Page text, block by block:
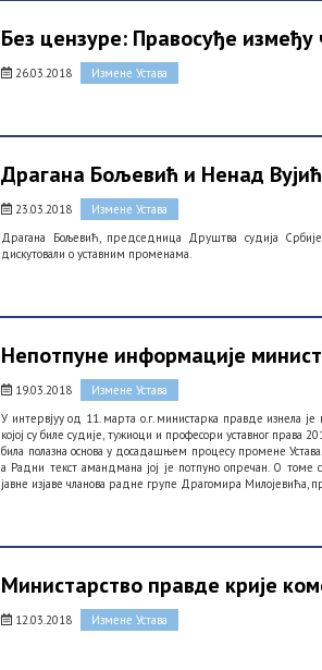
Без цензуре: Правосуђе
26.03.2018 Измене Устава
Драгана Бољевић и Ненад
23.03.2018
Измене Устава
​Драгана Бољевић, председница Друштва судија
дискутовали о уставним променама.
Непотпуне информације
19.03.2018
Измене Устава
У интервјуу од 11. марта о.г. министарка правде изнела
којој су биле судије, тужиоци и професори уставног права
била полазна основа у досадашњем процесу промене Устава.
а Радни текст амандмана јој је потпуно опречан. О томе
јавне изјаве чланова радне групе Драгомира
Министарство правде крије
12.03.2018 Измене Устава